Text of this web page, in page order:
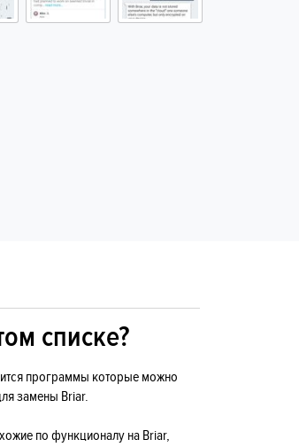
списке?
программы которые можно
замены Briar.
по функционалу на Briar,